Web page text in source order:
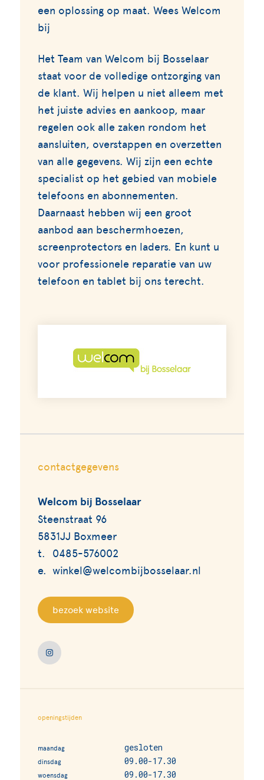
een oplossing op maat. Wees Welcom
bij
Het Team van Welcom bij Bosselaar
staat voor de volledige ontzorging van
de klant. Wij helpen u niet alleem met
het juiste advies en aankoop, maar
regelen ook alle zaken rondom het
aansluiten, overstappen en overzetten
van alle gegevens. Wij zijn een echte
specialist op het gebied van mobiele
telefoons en abonnementen.
Daarnaast hebben wij een groot
aanbod aan beschermhoezen,
screenprotectors en laders. En kunt u
voor professionele reparatie van uw
telefoon en tablet bij ons terecht.
contactgegevens
Welcom bij Bosselaar
Steenstraat 96
5831JJ Boxmeer
t.
0485-576002
e. winkel@welcombijbosselaar.nl
bezoek website
openingstijden
maandag gesloten
dinsdag 09.00-17.30
woensdag 09.00-17.30